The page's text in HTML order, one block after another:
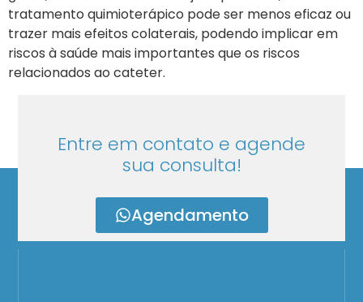
tratamento quimioterápico pode ser menos eficaz ou
trazer mais efeitos colaterais, podendo implicar em
riscos à saúde mais importantes que os riscos
relacionados ao cateter.
Entre em contato e agende
sua consulta!
Agendamento